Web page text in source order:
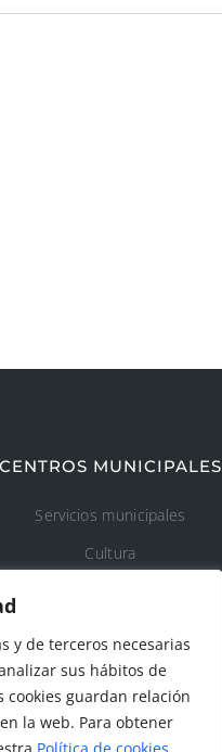
y de terceros necesarias
sus hábitos de
cookies guardan relación
la web. Para obtener
CENTROS MUNICIPALES
Servicios municipales
Cultura
Áreas recreativas
Medio ambiente
Tanatorio y cementerio